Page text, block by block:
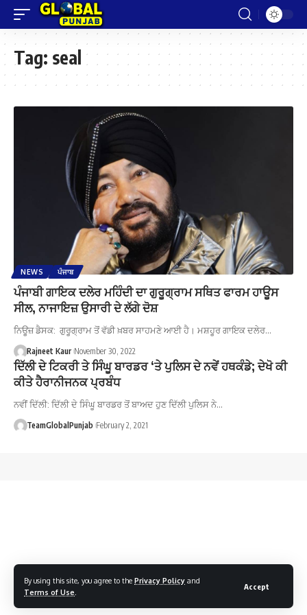
By using this site, you agree to the Privacy Policy and
Terms of Use
Accept
Tag: seal
NEWS ਪੰਜਾਬ
ਪੰਜਾਬੀ ਗਾਇਕ ਦਲੇਰ ਮਹਿੰਦੀ ਦਾ ਗੁਰੂਗ੍ਰਾਮ ਸਥਿਤ ਫਾਰਮ ਹਾਊਸ
ਸੀਲ, ਨਾਜਾਇਜ਼ ਉਸਾਰੀ ਦੇ ਲੱਗੇ ਦੋਸ਼
ਨਿਊਜ਼ ਡੈਸਕ: ਗੁਰੂਗ੍ਰਾਮ ਤੋਂ ਵੱਡੀ ਖ਼ਬਰ ਸਾਹਮਣੇ ਆਈ ਹੈ। ਮਸ਼ਹੂਰ ਗਾਇਕ ਦਲੇਰ…
Rajneet Kaur November 30, 2022
ਦਿੱਲੀ ਦੇ ਟਿਕਰੀ ਤੇ ਸਿੰਘੂ ਬਾਰਡਰ ‘ਤੇ ਪੁਲਿਸ ਦੇ ਨਵੇਂ ਹਥਕੰਡੇ; ਦੇਖੋ ਕੀ
ਕੀਤੇ ਹੈਰਾਨੀਜਨਕ ਪ੍ਰਬੰਧ
ਨਵੀਂ ਦਿੱਲੀ: ਦਿੱਲੀ ਦੇ ਸਿੰਘੂ ਬਾਰਡਰ ਤੋਂ ਬਾਅਦ ਹੁਣ ਦਿੱਲੀ ਪੁਲਿਸ ਨੇ…
TeamGlobalPunjab February 2, 2021